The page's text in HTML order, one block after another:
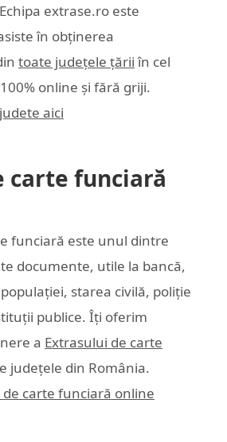
extrase.ro este
în obținerea
toate județele țării în cel
online și fără griji.
aici
carte funciară
funciară este unul dintre
documente, utile la bancă,
starea civilă, poliție
publice. Îți oferim
a Extrasului de carte
județele din România.
carte funciară online